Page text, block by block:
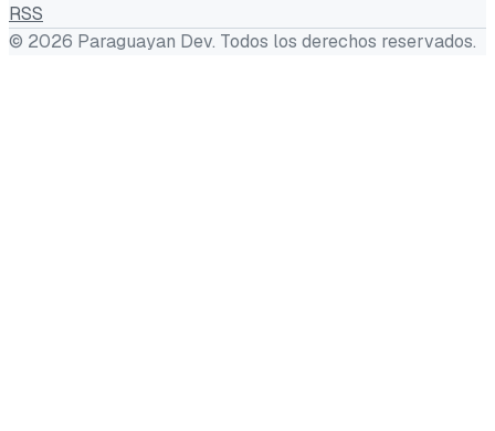
RSS
© 2026 Paraguayan Dev. Todos los derechos reservados.